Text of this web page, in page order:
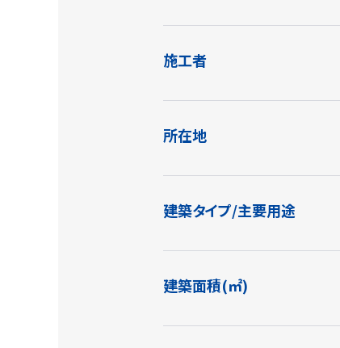
施工者
所在地
建築タイプ/主要用途
建築面積(㎡)